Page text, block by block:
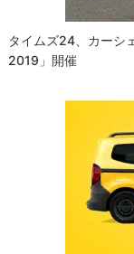
タイムズ24、カーシ
2019」開催